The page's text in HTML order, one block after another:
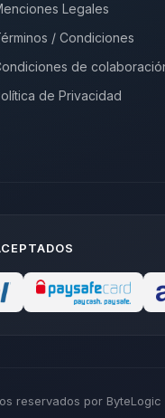
Legales
/ Condiciones
de
de Privacidad
reservados por ByteLogic